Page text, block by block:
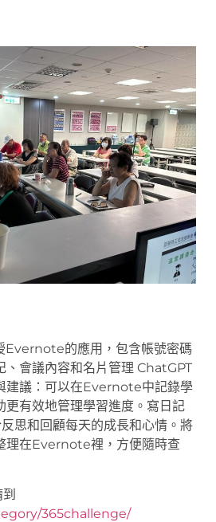
Evernote的應用，包含帳號密碼
、會議內容和名片管理 ChatGPT
建議：可以在Evernote中記錄學
更有效地管理學習進度。寫日記
思和回顧每天的成長和心情。將
理在Evernote裡，方便隨時查
365challenge/